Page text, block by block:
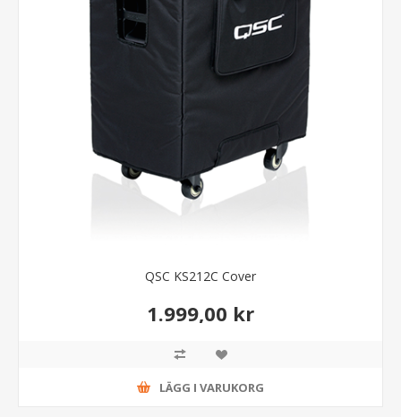
QSC KS212C Cover
1.999,00 kr
LÄGG I VARUKORG